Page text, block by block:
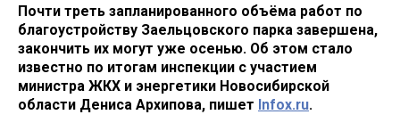
Почти треть запланированного объёма работ по
благоустройству Заельцовского парка завершена,
закончить их могут уже осенью. Об этом стало
известно по итогам инспекции с участием
министра ЖКХ и энергетики Новосибирской
области Дениса Архипова, пишет Infox.ru.